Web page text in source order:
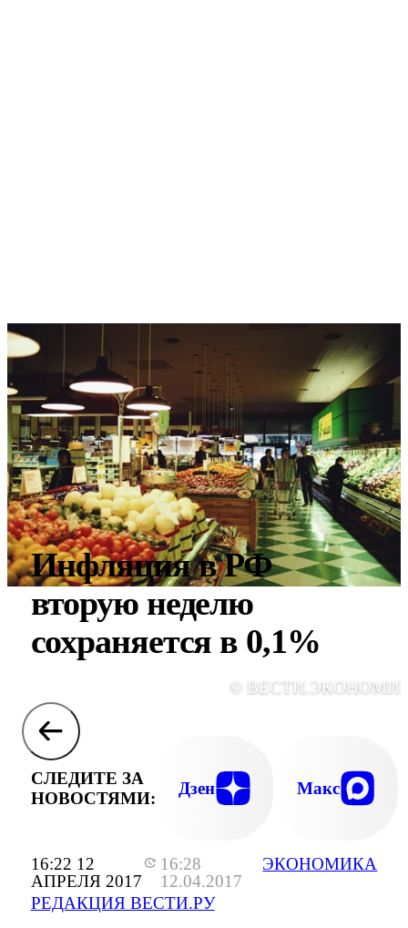
16:22 12
АПРЕЛЯ 2017
16:28
12.04.2017
РЕДАКЦИЯ ВЕСТИ.РУ
ЭКОНОМИКА
Инфляция в РФ
вторую неделю
сохраняется в 0,1%
©
СЛЕДИТЕ ЗА
НОВОСТЯМИ:
Дзен Макс